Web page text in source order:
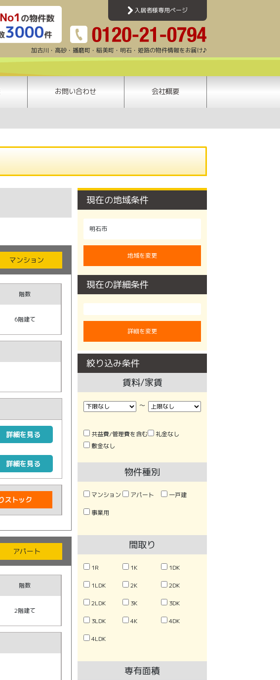
報 | 加古川賃貸ナビ | 加古川・高砂・姫路・明石エリアのアパート・マンション・賃貸一戸建て・テナ
入居者様専用ページ
加古川・高砂・播磨町・稲美町・明石・姫路の物件情報をお届け♪
お問い合わせ 会社概要
マンション
階数
6階建て
詳細を見る
詳細を見る
ストック
アパート
階数
2階建て
現在の地域条件
明石市
地域を変更
現在の詳細条件
詳細を変更
絞り込み条件
賃料/家賃
〜
共益費/管理費を含む
礼金なし
敷金なし
物件種別
マンション アパート 一戸建
事業用
間取り
1R 1K 1DK
1LDK 2K 2DK
2LDK 3K 3DK
3LDK 4K 4DK
4LDK
専有面積